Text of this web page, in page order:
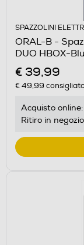
SPAZZOLINI
ORAL-B -
DUO HBOX-
€ 39,99
€ 49,99
Acquisto online:
Ritiro in